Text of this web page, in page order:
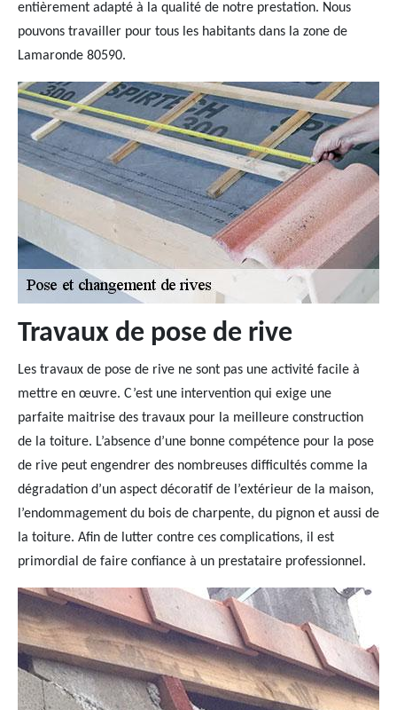
entièrement adapté à la qualité de notre prestation. Nous
pouvons travailler pour tous les habitants dans la zone de
Lamaronde 80590.
Travaux de pose de rive
Les travaux de pose de rive ne sont pas une activité facile à
mettre en œuvre. C’est une intervention qui exige une
parfaite maitrise des travaux pour la meilleure construction
de la toiture. L’absence d’une bonne compétence pour la pose
de rive peut engendrer des nombreuses difficultés comme la
dégradation d’un aspect décoratif de l’extérieur de la maison,
l’endommagement du bois de charpente, du pignon et aussi de
la toiture. Afin de lutter contre ces complications, il est
primordial de faire confiance à un prestataire professionnel.